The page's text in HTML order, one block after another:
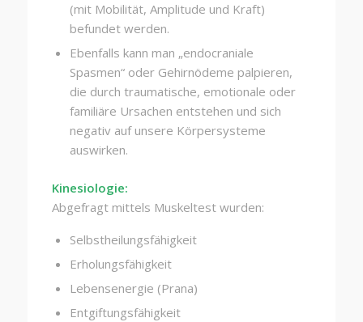
(mit Mobilität, Amplitude und Kraft)
befundet werden.
Ebenfalls kann man „endocraniale
Spasmen“ oder Gehirnödeme palpieren,
die durch traumatische, emotionale oder
familiäre Ursachen entstehen und sich
negativ auf unsere Körpersysteme
auswirken.
Kinesiologie:
Abgefragt mittels Muskeltest wurden:
Selbstheilungsfähigkeit
Erholungsfähigkeit
Lebensenergie (Prana)
Entgiftungsfähigkeit